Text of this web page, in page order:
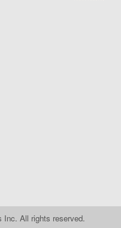
Inc. All rights reserved.